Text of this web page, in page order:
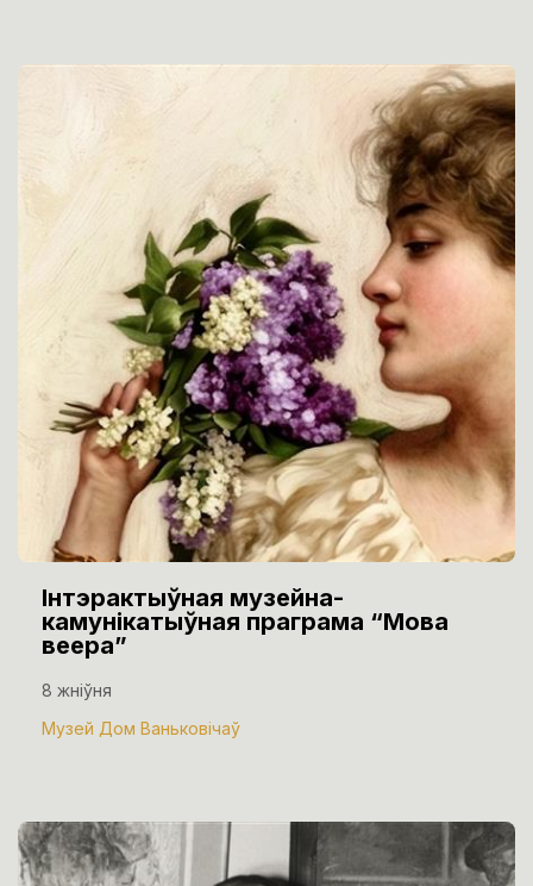
Інтэрактыўная музейна-
камунікатыўная праграма “Мова
веера”
8 жніўня
Музей Дом Ваньковічаў